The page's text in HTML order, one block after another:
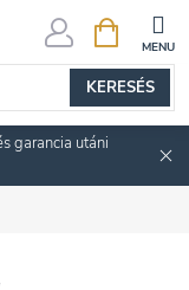
KERESÉS
KOSÁR
garancia utáni